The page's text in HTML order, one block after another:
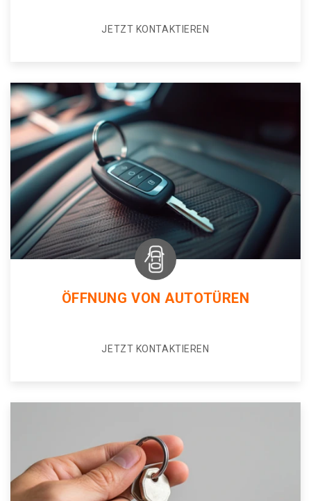
JETZT KONTAKTIEREN
ÖFFNUNG VON AUTOTÜREN
JETZT KONTAKTIEREN